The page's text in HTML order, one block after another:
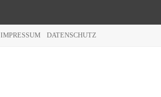
IMPRESSUM DATENSCHUTZ